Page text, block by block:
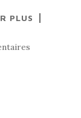
PLUS